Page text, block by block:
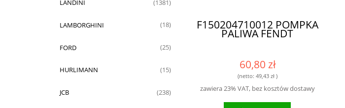
LANDINI (1381)
LAMBORGHINI (18)
FORD (25)
HURLIMANN (15)
JCB (238)
F150204710012 POMPKA
PALIWA FENDT
60,80 zł
(netto: 49,43 zł)
zawiera 23% VAT, bez kosztów dostawy